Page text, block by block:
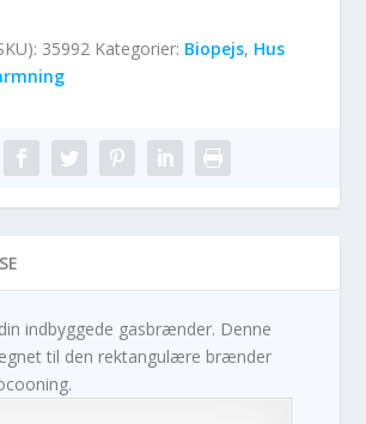
35992 Kategorier: Biopejs, Hus
indbyggede gasbrænder. Denne
til den rektangulære brænder